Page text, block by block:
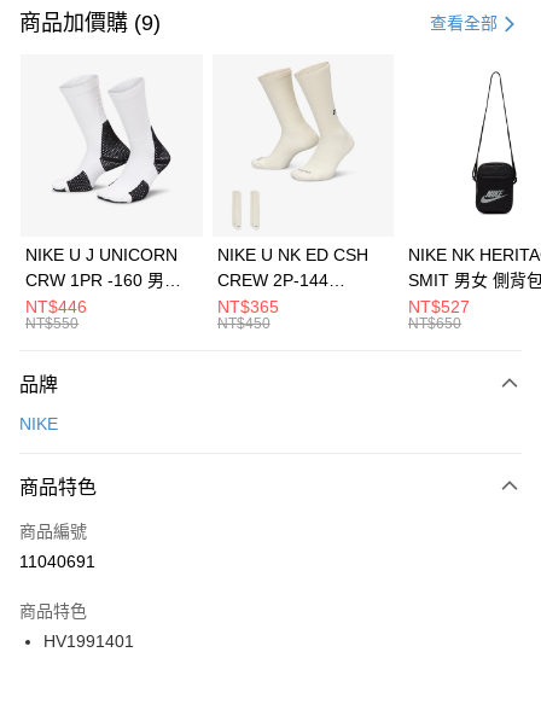
信用卡一次付款
3 期 0 利率 每期 21家銀行
合作金庫商業銀行
第一商業銀行
華南商業銀行
彰化商業銀行
上海商業儲蓄銀行
元大商業銀行
台灣樂天信用卡公司
Apple Pay
全盈+PAY
AFTEE先享後付
【關於「AFTEE先享後付」】
便利好安心！
３．安心：先確認商品／服務後，再付款。
【「AFTEE先享後付」結帳流程】
１．於結帳方式選擇「AFTEE先享後付」後，將跳轉至「AFTEE先享後付」
２．訂單成立數日內，您將收到繳費通知簡訊。
３．收到繳費通知簡訊後14天內，點擊此簡訊中的連結，可透過四大超商／
ATM／網路銀行／等多元方式進行付款，方視為交易完成。
運送方式
每筆NT$100，滿NT$1,500(含以上)免運費
宅配
每筆NT$100，滿NT$1,500(含以上)免運費
付款後門市自取
每筆NT$100，滿NT$1,500(含以上)免運費
商品加價購 (9) 查看全部
NIKE U J UNICORN
CRW 1PR -160 男女
中統襪 FZ3393100
NT$446
NT$550
NIKE U NK ED CSH
CREW 2P-144
EMBRDY 男女 短統襪
FZ3073133
NT$365
NT$450
NIKE NK
SMIT 男女 側背
BA5871010
NT$527
NT$650
品牌
NIKE
商品特色
商品編號
11040691
商品特色
HV1991401